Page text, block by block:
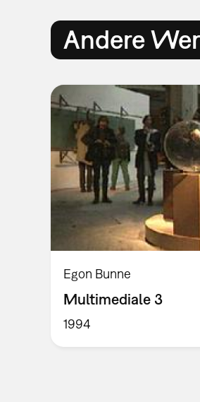
Andere
Egon Bunne
Multimediale 3
1994